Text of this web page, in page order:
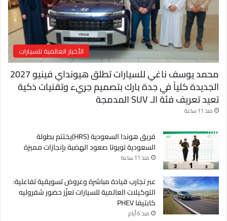
الأخبار العالمية للسيارات
محمد يوسف ناغي للسيارات تطلق هيونداي فينيو 2027
الجديدة كلياً في جدة بارك بتصميم جريء وتقنيات ذكية
تعيد تعريف فئة الـ SUV المدمجة
منذ 11 ساعة
فريق هوندا السعودية (HRS)يختتم بطولة
السعودية تويوتا صعود الهضبة بإنجازات مميزة
منذ 11 ساعة
عبر تجارب قيادة مباشرة وعروض تسويقية تفاعلية:
التوكيلات العالمية للسيارات تعزّز حضور شفروليه
كابتيفا PHEV
منذ 6 أيام